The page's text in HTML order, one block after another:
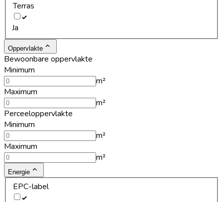
Terras
Ja
Oppervlakte
Bewoonbare oppervlakte
Minimum
m²
Maximum
m²
Perceeloppervlakte
Minimum
m²
Maximum
m²
Energie
EPC-label